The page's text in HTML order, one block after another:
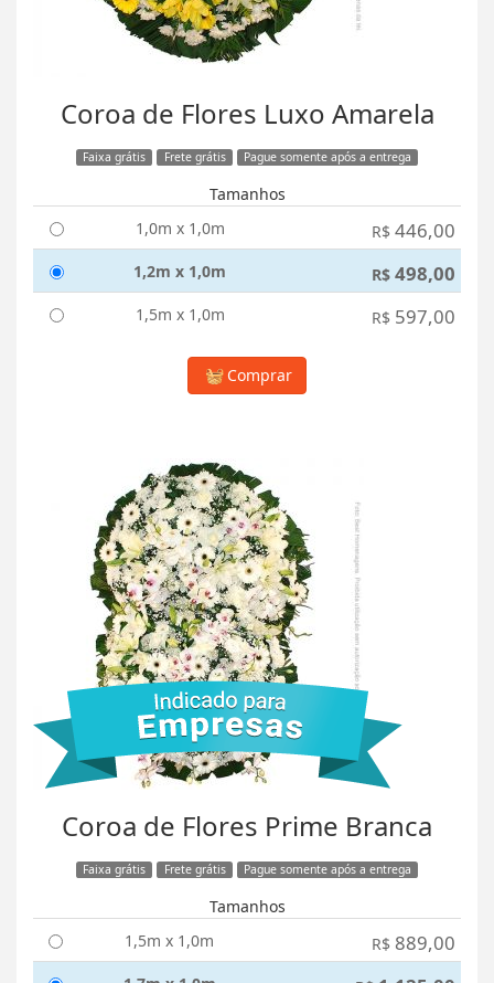
Coroa de Flores Luxo Amarela
Faixa grátis Frete grátis Pague somente após a entrega
Tamanhos
1,0m x 1,0m
R$ 446,00
1,2m x 1,0m R$ 498,00
1,5m x 1,0m R$ 597,00
Comprar
Coroa de Flores Prime Branca
Faixa grátis Frete grátis Pague somente após a entrega
Tamanhos
1,5m x 1,0m
R$ 889,00